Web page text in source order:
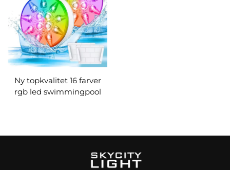
Ny topkvalitet 16 farver
rgb led swimmingpool
fjernbetjening til båd